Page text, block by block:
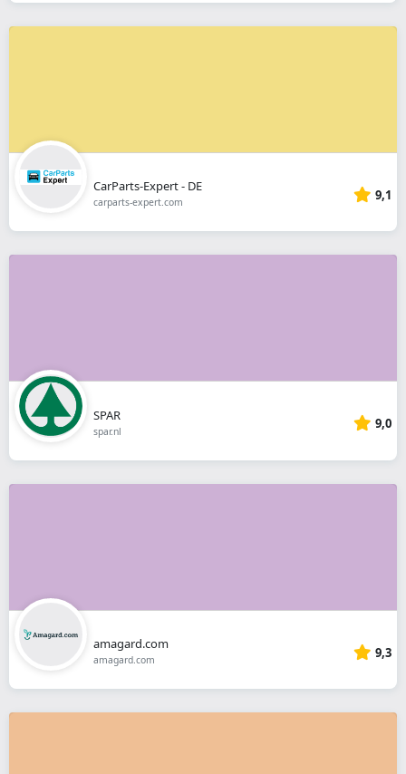
CarParts-Expert - DE
carparts-expert.com 9,1
SPAR
spar.nl 9,0
amagard.com
amagard.com 9,3